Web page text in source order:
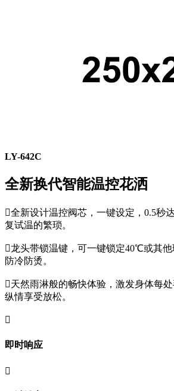
LY-642C
全新换代智能温控花洒
全新设计温控阀芯，一键设定，0.5秒
复试温的繁琐。
龙头带锁温键，可一键锁定40℃或其
防冷防烫。
天然雨淋般的畅快体验，激发身体每
纵情享受放松。

即时响应
